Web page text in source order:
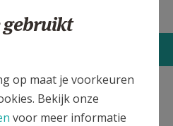
Leuven
gebruikt
op maat je voorkeuren
Bekijk onze
voor meer informatie